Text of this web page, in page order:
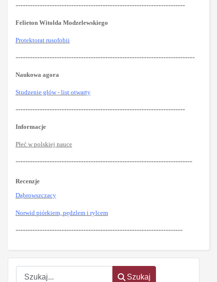
Szukaj
Szukaj
----------------------------------------------------------------------
Felieton Witolda Modzelewskiego
Protektorat rusofobii
--------------------------------------------------------------------------
Naukowa agora
Studzenie głów - list otwarty
----------------------------------------------------------------------
Informacje
Płeć w polskiej nauce
-------------------------------------------------------------------------
Recenzje
Dąbrowszczacy
Norwid piórkiem, pędzlem i rylcem
---------------------------------------------------------------------